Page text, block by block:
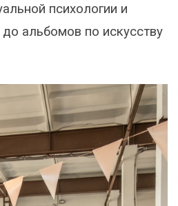
психологии и
альбомов по искусству